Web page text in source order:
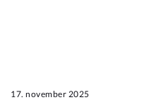
17. november 2025